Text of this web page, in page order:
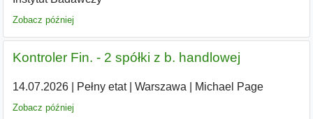
Zobacz później
Kontroler Fin. - 2 spółki z b. handlowej
14.07.2026| Pełny etat| Warszawa Michael Page
Zobacz później